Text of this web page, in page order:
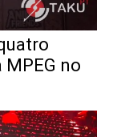
no